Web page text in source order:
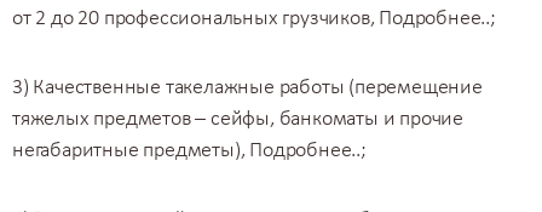
от 2 до 20 профессиональных грузчиков, Подробнее..;
3) Качественные такелажные работы (перемещение
тяжелых предметов – сейфы, банкоматы и прочие
негабаритные предметы), Подробнее..;